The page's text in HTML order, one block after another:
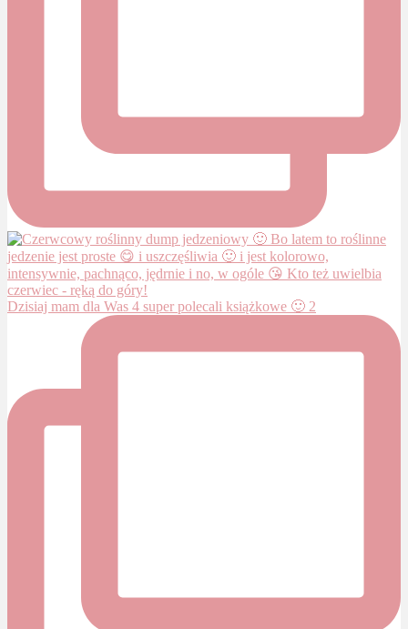
Dzisiaj mam dla Was 4 super polecali książkowe 🙂 2